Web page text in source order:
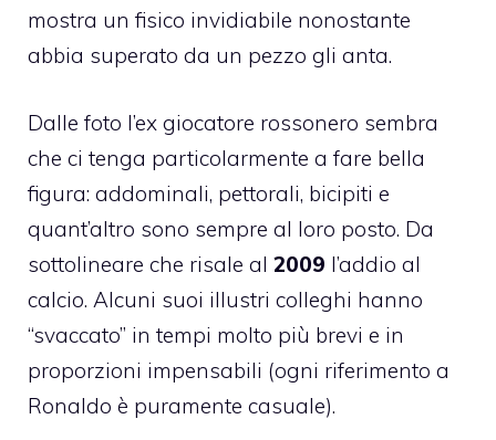
mostra un fisico invidiabile nonostante
abbia superato da un pezzo gli anta.
Dalle foto l’ex giocatore rossonero sembra
che ci tenga particolarmente a fare bella
figura: addominali, pettorali, bicipiti e
quant’altro sono sempre al loro posto. Da
sottolineare che risale al 2009 l’addio al
calcio. Alcuni suoi illustri colleghi hanno
“svaccato” in tempi molto più brevi e in
proporzioni impensabili (ogni riferimento a
Ronaldo è puramente casuale).